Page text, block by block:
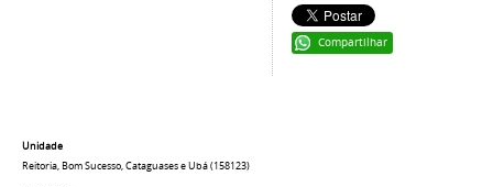
Compartilhar
Unidade
Reitoria, Bom Sucesso, Cataguases e Ubá (158123)